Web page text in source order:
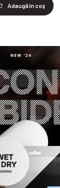
Adaugă în coş